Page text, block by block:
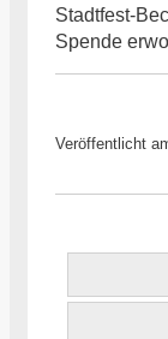
Stadtfest-
Spende
Veröffentlicht